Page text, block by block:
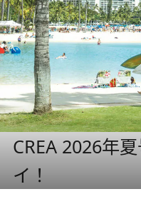
CREA 2026年
イ！